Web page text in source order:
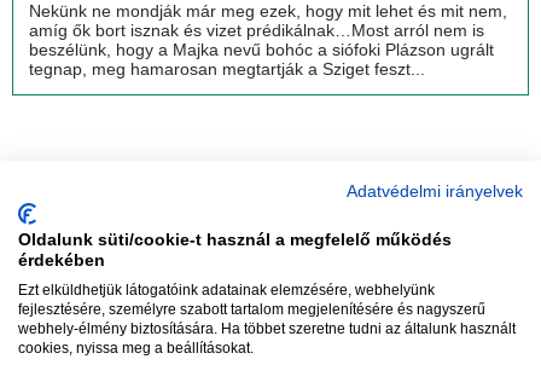
Nekünk ne mondják már meg ezek, hogy mit lehet és mit nem,
amíg ők bort isznak és vizet prédikálnak…Most arról nem is
beszélünk, hogy a Majka nevű bohóc a siófoki Plázson ugrált
tegnap, meg hamarosan megtartják a Sziget feszt...
Szerkesztőség:szerk@vadhajtasok.hu
Modi:moderator@vadhajtasok.hu
Adatvédelmi irányelvek
Oldalunk süti/cookie-t használ a megfelelő működés
érdekében
Ezt elküldhetjük látogatóink adatainak elemzésére, webhelyünk
fejlesztésére, személyre szabott tartalom megjelenítésére és nagyszerű
webhely-élmény biztosítására. Ha többet szeretne tudni az általunk használt
cookies, nyissa meg a beállításokat.